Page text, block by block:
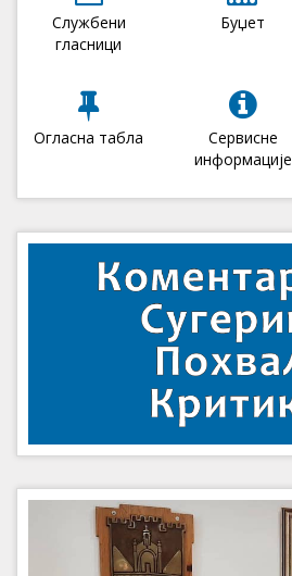
Службени
гласници
Буџет
Огласна табла
Сервисне
информације